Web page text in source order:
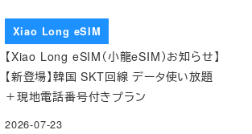
Xiao Long eSIM
【Xiao Long eSIM（小龍eSIM）お知らせ】
【新登場】韓国 SKT回線 データ使い放題
＋現地電話番号付きプラン
2026-07-23